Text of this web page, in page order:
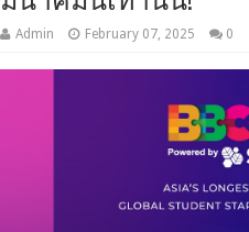
Admin February 07, 2025 0